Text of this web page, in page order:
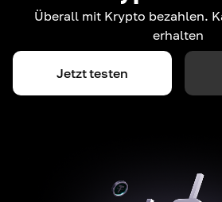
Überall mit Krypto bezahlen.
erhalten
Jetzt testen